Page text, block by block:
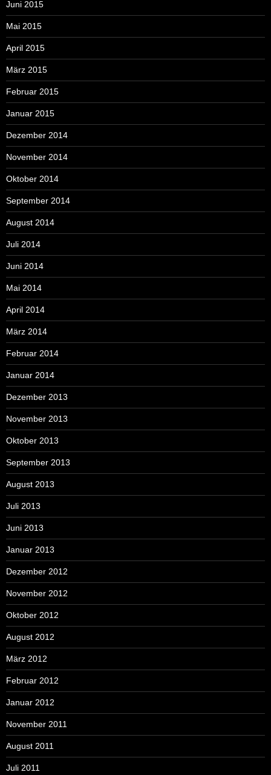
Juni 2015
Mai 2015
April 2015
März 2015
Februar 2015
Januar 2015
Dezember 2014
November 2014
Oktober 2014
September 2014
August 2014
Juli 2014
Juni 2014
Mai 2014
April 2014
März 2014
Februar 2014
Januar 2014
Dezember 2013
November 2013
Oktober 2013
September 2013
August 2013
Juli 2013
Juni 2013
Januar 2013
Dezember 2012
November 2012
Oktober 2012
August 2012
März 2012
Februar 2012
Januar 2012
November 2011
August 2011
Juli 2011